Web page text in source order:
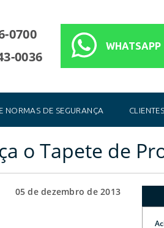
o Tapete de
05 de dezembro de 2013
0700
0036
WHATSAPP
NORMAS DE SEGURANÇA CLIENTES